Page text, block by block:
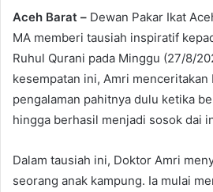
Aceh Barat – Dewan Pakar Ikat
MA memberi tausiah inspiratif
Ruhul Qurani pada Minggu (27/8/
kesempatan ini, Amri menceritakan
pengalaman pahitnya dulu ketika
hingga berhasil menjadi sosok dai
Dalam tausiah ini, Doktor Amri
seorang anak kampung. Ia mulai